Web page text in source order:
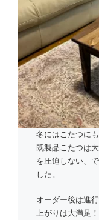
冬にはこたつに
既製品こたつは
を圧迫しない、
した。
オーダー後は進
上がりは大満足